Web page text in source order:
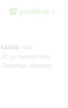
prodáno 1
, kde
po modelování
. Zahrnuje všechny